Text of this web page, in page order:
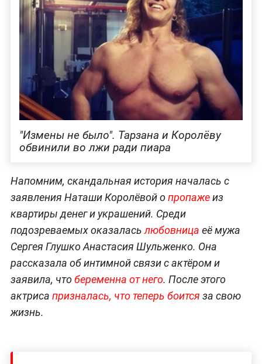
"Измены не было". Тарзана и Королёву
обвинили во лжи ради пиара
Напомним, скандальная история началась с
заявления Наташи Королёвой опропажеиз
квартиры денег и украшений. Среди
подозреваемых оказаласьлюбовница её мужа
Сергея Глушко Анастасия Шульженко. Она
рассказала об интимной связи с актёром и
заявила, чтобеременна от него. После этого
актриса призналась, что теперь боится за свою
жизнь.